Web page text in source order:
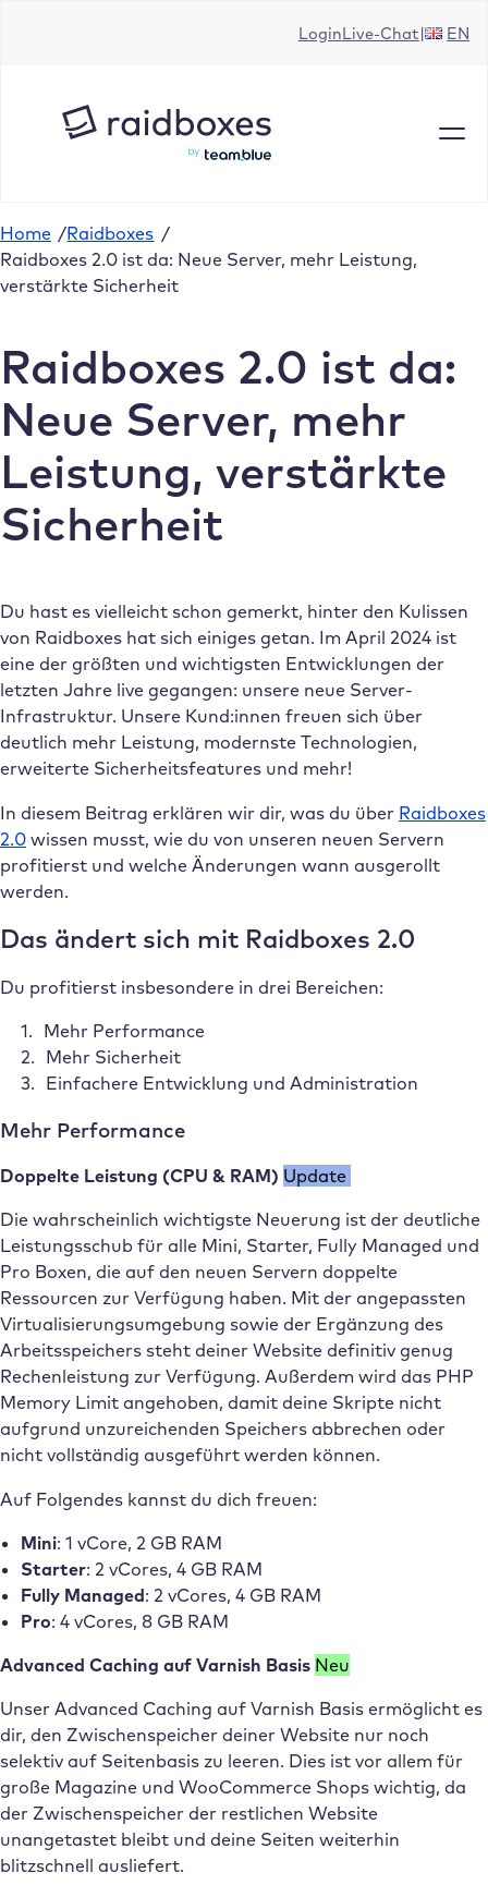
LoginLive-Chat EN
Home /Raidboxes /
Raidboxes 2.0 ist da: Neue Server, mehr Leistung,
verstärkte Sicherheit
Raidboxes 2.0 ist da:
Neue Server, mehr
Leistung, verstärkte
Sicherheit
Du hast es vielleicht schon gemerkt, hinter den Kulissen
von Raidboxes hat sich einiges getan. Im April 2024 ist
eine der größten und wichtigsten Entwicklungen der
letzten Jahre live gegangen: unsere neue Server-
Infrastruktur. Unsere Kund:innen freuen sich über
deutlich mehr Leistung, modernste Technologien,
erweiterte Sicherheitsfeatures und mehr!
In diesem Beitrag erklären wir dir, was du über Raidboxes
2.0 wissen musst, wie du von unseren neuen Servern
profitierst und welche Änderungen wann ausgerollt
werden.
Das ändert sich mit Raidboxes 2.0
Du profitierst insbesondere in drei Bereichen:
Mehr Performance
Mehr Sicherheit
Einfachere Entwicklung und Administration
Mehr Performance
Doppelte Leistung (CPU & RAM) Update
Die wahrscheinlich wichtigste Neuerung ist der deutliche
Leistungsschub für alle Mini, Starter, Fully Managed und
Pro Boxen, die auf den neuen Servern doppelte
Ressourcen zur Verfügung haben. Mit der angepassten
Virtualisierungsumgebung sowie der Ergänzung des
Arbeitsspeichers steht deiner Website definitiv genug
Rechenleistung zur Verfügung. Außerdem wird das PHP
Memory Limit angehoben, damit deine Skripte nicht
aufgrund unzureichenden Speichers abbrechen oder
nicht vollständig ausgeführt werden können.
Auf Folgendes kannst du dich freuen:
Mini: 1 vCore, 2 GB RAM
Starter: 2 vCores, 4 GB RAM
Fully Managed: 2 vCores, 4 GB RAM
Pro: 4 vCores, 8 GB RAM
Advanced Caching auf Varnish Basis Neu
Unser Advanced Caching auf Varnish Basis ermöglicht es
dir, den Zwischenspeicher deiner Website nur noch
selektiv auf Seitenbasis zu leeren. Dies ist vor allem für
große Magazine und WooCommerce Shops wichtig, da
der Zwischenspeicher der restlichen Website
unangetastet bleibt und deine Seiten weiterhin
blitzschnell ausliefert.